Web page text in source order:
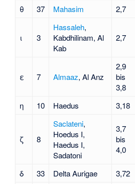
θ
37 Mahasim 2,7
ι 3
Hassaleh,
Kabdhilinam, Al
Kab
2,7
ε 7 Almaaz, Al Anz
2,9
bis
3,8
η 10 Haedus 3,18
ζ 8
Saclateni,
Hoedus I,
Haedus I,
Sadatoni
3,7
bis
4,0
δ 33 Delta Aurigae 3,72